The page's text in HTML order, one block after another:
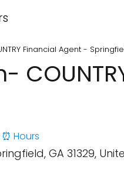
Financial Agent -
⏰ Hours
GA 31329,